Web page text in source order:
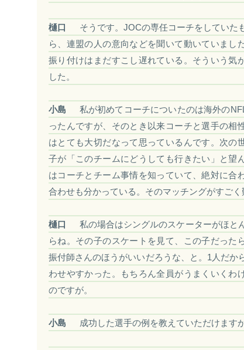
樋口
そうです。JOCの専任コーチをしていた
ら、連盟の人の意向などを聞いて動いていまし
振り付けはまだすこし遅れている。そういう気
した。
小島
私が初めてコーチについたのは海外の
ったんですが、そのとき以来コーチと選手の相
はとても大切だなって思っているんです。次の
子が「このチームにどうしても行きたい」と望
はコーチとチーム事情を知っていて、絶対に合
合わせも分かっている。そのマッチングがすごく
樋口
私の場合はシングルのスケーターがほと
らね。その子のスケートを見て、この子だった
振付師さんのほうがいいだろうな、と。1人だか
わせやすかった。もちろん全員がうまくいくわ
のですが。
小島 成功した選手の例を教えていただけます